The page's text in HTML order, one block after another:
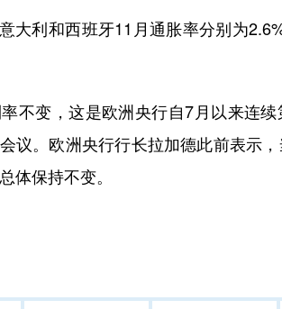
利和西班牙11月通胀率分别为
变，这是欧洲央行自7月以来连续
议。欧洲央行行长拉加德此前表示
体保持不变。